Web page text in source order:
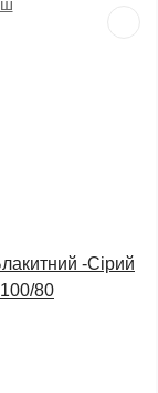
-Сірий
80